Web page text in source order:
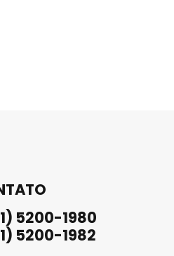
5200-1980
5200-1982